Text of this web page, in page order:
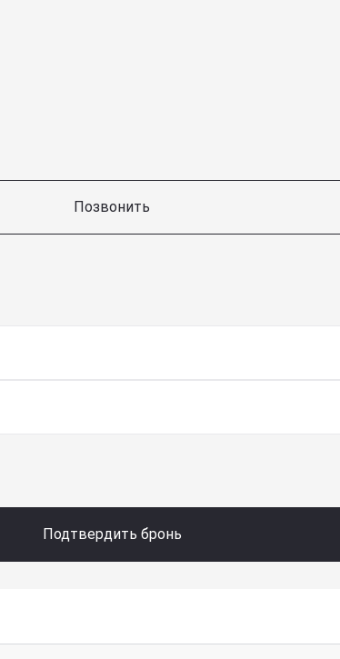
Позвонить
Подтвердить бронь